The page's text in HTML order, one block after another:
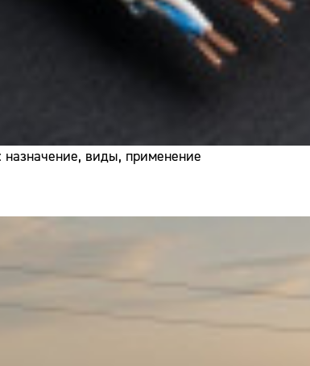
назначение, виды, применение